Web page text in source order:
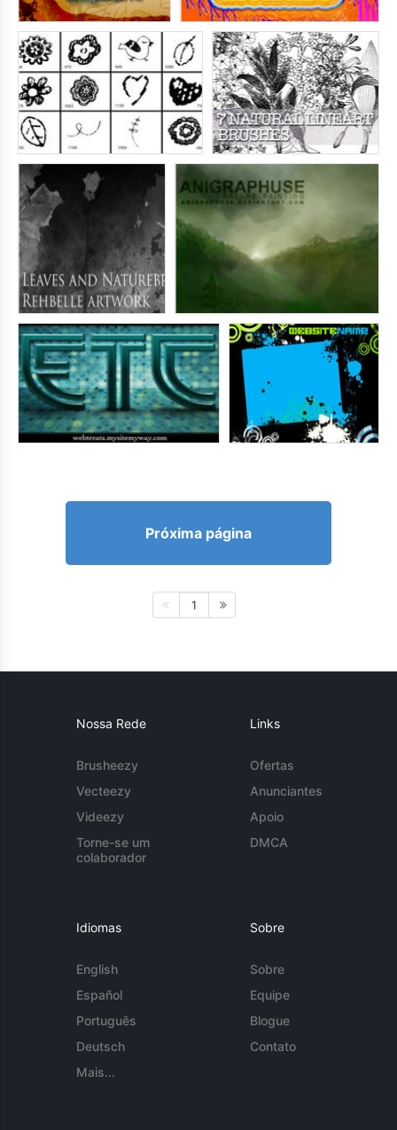
Próxima página
1
Nossa Rede
Brusheezy
Vecteezy
Videezy
Torne-se um
colaborador
Links
Ofertas
Anunciantes
Apoio
DMCA
Idiomas
English
Español
Português
Deutsch
Mais...
Sobre
Sobre
Equipe
Blogue
Contato